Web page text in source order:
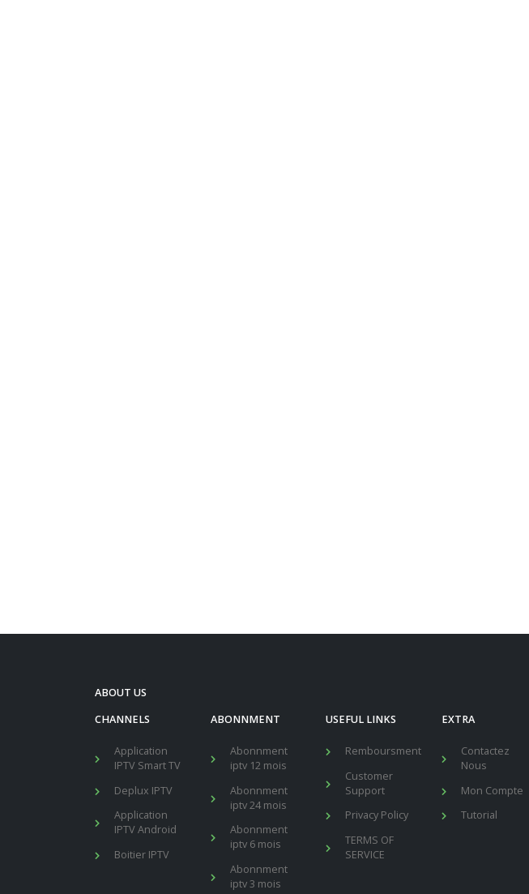
ABOUT US
CHANNELS
Application
IPTV Smart TV
Deplux IPTV
Application
IPTV Android
Boitier IPTV
ABONNMENT
Abonnment
iptv 12 mois
Abonnment
iptv 24 mois
Abonnment
iptv 6 mois
Abonnment
iptv 3 mois
USEFUL LINKS
Remboursment
Customer
Support
Privacy Policy
TERMS OF
SERVICE
EXTRA
Contactez
Nous
Mon Compte
Tutorial